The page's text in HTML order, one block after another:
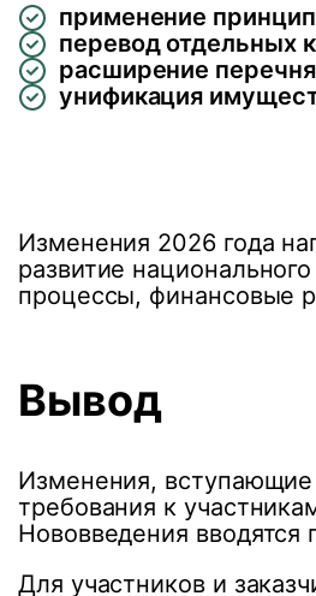
применение
перевод отдельных
расширение
унификация
Изменения 2026 года
развитие
процессы, финансовые
Вывод
Изменения, вступающие
требования к
Нововведения
Для участников и